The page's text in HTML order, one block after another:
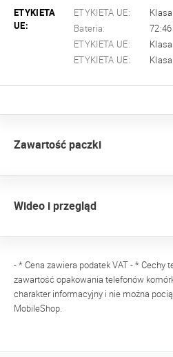
ETYKIETA
UE:
ETYKIETA UE:
Bateria:
ETYKIETA UE:
ETYKIETA UE:
Zawartość paczki
Wideo i przegląd
- * Cena zawiera podatek VAT - * Cechy
zawartość opakowania telefonów
charakter informacyjny i nie można
MobileShop.